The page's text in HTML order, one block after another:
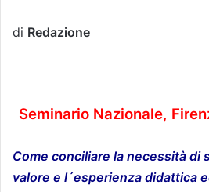
di Redazione
Seminario Nazionale,
Come conciliare la necessità di
valore e l´esperienza didattica